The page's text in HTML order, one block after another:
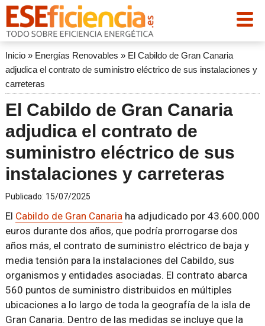
Inicio» Energías Renovables » El Cabildo de Gran Canaria
adjudica el contrato de suministro eléctrico de sus instalaciones y
carreteras
El Cabildo de Gran Canaria
adjudica el contrato de
suministro eléctrico de sus
instalaciones y carreteras
Publicado: 15/07/2025
El Cabildo de Gran Canariaha adjudicado por 43.600.000
euros durante dos años, que podría prorrogarse dos
años más, el contrato de suministro eléctrico de baja y
media tensión para la instalaciones del Cabildo, sus
organismos y entidades asociadas. El contrato abarca
560 puntos de suministro distribuidos en múltiples
ubicaciones a lo largo de toda la geografía de la isla de
Gran Canaria. Dentro de las medidas se incluye que la